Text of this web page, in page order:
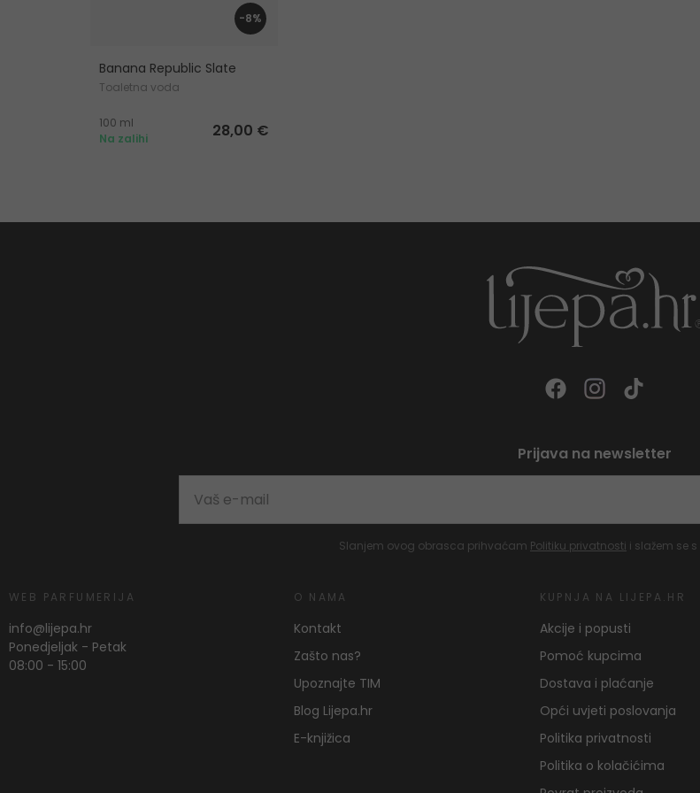
-8%
Banana Republic Slate
Toaletna voda
100 ml
Na zalihi
28,00 €
Prijava na newsletter
Slanjem ovog obrasca prihvaćam Politiku privatnosti i slažem se s
WEB PARFUMERIJA
info@lijepa.hr
Ponedjeljak - Petak
08:00 - 15:00
O NAMA
Kontakt
Zašto nas?
Upoznajte TIM
Blog Lijepa.hr
E-knjižica
KUPNJA NA LIJEPA.HR
Akcije i popusti
Pomoć kupcima
Dostava i plaćanje
Opći uvjeti poslovanja
Politika privatnosti
Politika o kolačićima